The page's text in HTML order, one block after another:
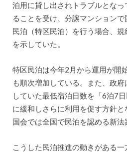
泊用に貸し出されトラブルとな
ることを受け、分譲マンションで
民泊（特区民泊）を行う場合、
を示していた。
特区民泊は今年2月から運用が開
も順次増加している。また、政
していた最低宿泊日数を「6泊7
に緩和しさらに利用を促す方針
国会では全国で民泊を認める新法
こうした民泊推進の動きがある